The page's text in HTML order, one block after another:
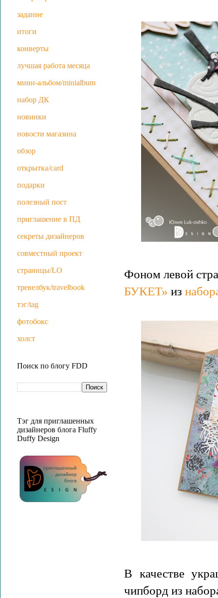
Фоном левой
БУКЕТ» из
В качестве
чипборд из
задание
итоги
конверты
лучшая работа месяца
мини-альбом/minialbum
набор ДК
новинки
новости магазина
обзор
открытка/card
подарки
полезный пост
приглашение в ПД
секреты дизайнеров
совместный проект
страницы/LO
тревелбук/travelbook
тэг/tag
фотобокс
холст
Поиск по блогу FDD
Тэг для приглашенных
дизайнеров блога Fluffy
Duffy Design